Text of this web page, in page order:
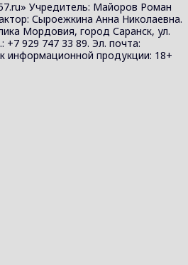
Учредитель: Майоров Роман
Сыроежкина Анна Николаевна.
Мордовия, город Саранск, ул.
+7 929 747 33 89. Эл. почта:
информационной продукции: 18+